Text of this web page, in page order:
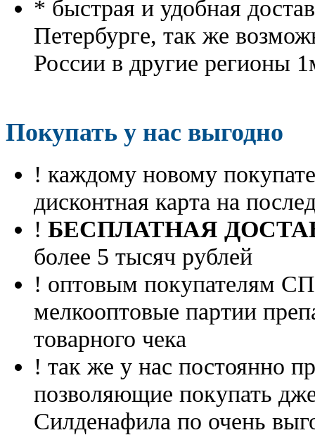
* быстрая и удобная
Петербурге, так же
России в другие регионы
Покупать у нас выгодно
! каждому новому
дисконтная карта на
! БЕСПЛАТНАЯ
более 5 тысяч рублей
! оптовым покупателям
мелкооптовые партии
товарного чека
! так же у нас постоянно
позволяющие покупать
Силденафила по очень